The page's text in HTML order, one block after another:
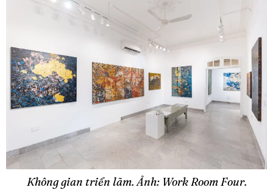
Không gian triển lãm. Ảnh: Work Room Four.